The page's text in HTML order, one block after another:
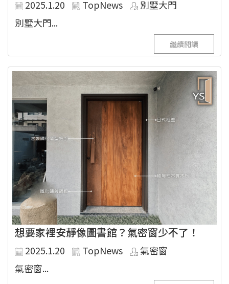
2025.1.20 TopNews
別墅大門
別墅大門...
繼續閱讀
想要家裡安靜像圖書館？氣密窗少不了！
2025.1.20 TopNews
氣密窗
氣密窗...